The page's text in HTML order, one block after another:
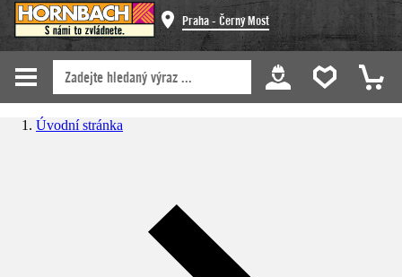
Praha - Černý Most
Úvodní stránka